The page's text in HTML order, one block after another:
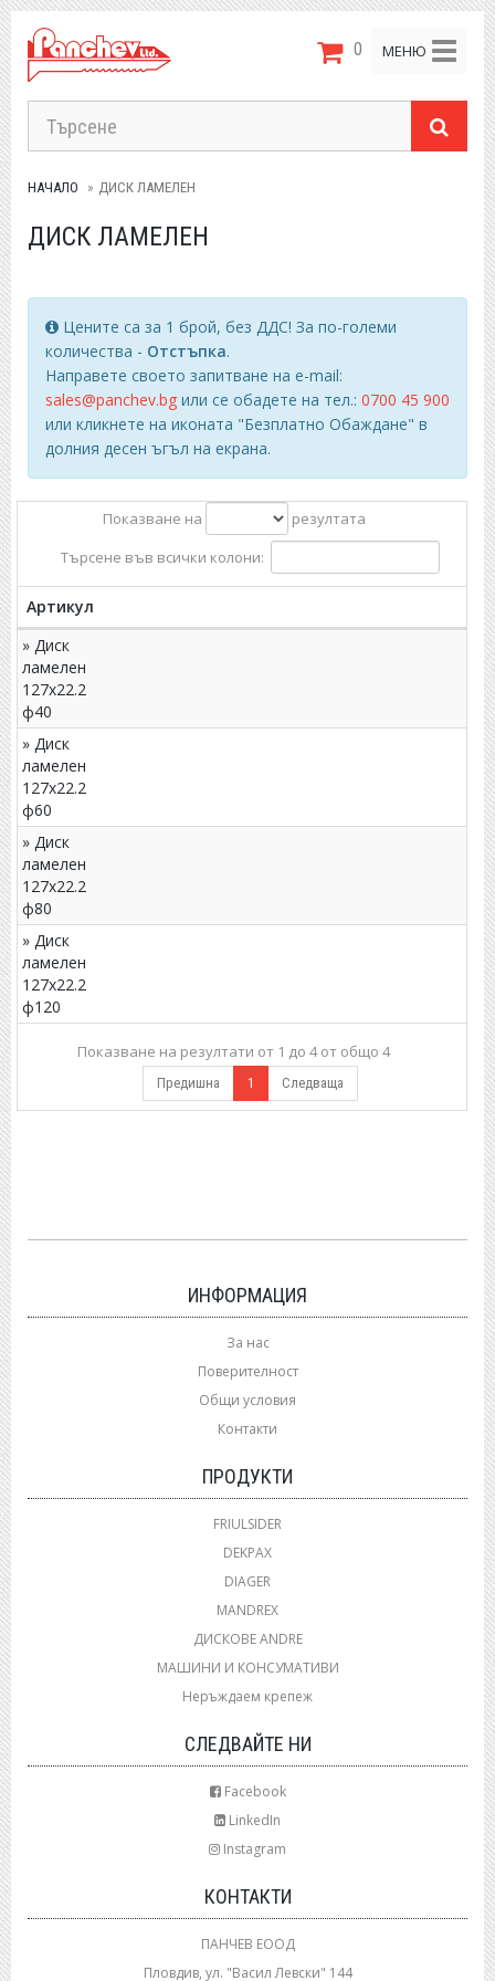
МЕНЮ
Toggle
0
НАЧАЛО ДИСК ЛАМЕЛЕН
ДИСК ЛАМЕЛЕН
Цените са за 1 брой, без ДДС! За по-големи
количества - Отстъпка.
Направете своето запитване на e-mail:
sales@panchev.bg или се обадете на тел.: 0700 45 900
или кликнете на иконата "Безплатно Обаждане" в
долния десен ъгъл на екрана.
Показване на
резултата
Търсене във всички колони:
Артикул
» Диск
ламелен
127x22.2
ф40
» Диск
ламелен
127x22.2
ф60
» Диск
ламелен
127x22.2
ф80
» Диск
ламелен
127x22.2
ф120
Показване на резултати от 1 до 4 от общо 4
Предишна 1 Следваща
ИНФОРМАЦИЯ
За нас
Поверителност
Общи условия
Контакти
ПРОДУКТИ
FRIULSIDER
DEKPAX
DIAGER
MANDREX
ДИСКОВЕ ANDRE
МАШИНИ И КОНСУМАТИВИ
Неръждаем крепеж
СЛЕДВАЙТЕ НИ
Facebook
LinkedIn
Instagram
КОНТАКТИ
ПАНЧЕВ ЕООД
Пловдив, ул. "Васил Левски" 144